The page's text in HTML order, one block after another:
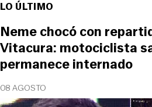
LO ÚLTIMO
08 AGOSTO
Neme chocó con
Vitacura: motociclista
permanece internado